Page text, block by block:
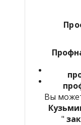
Вы
"